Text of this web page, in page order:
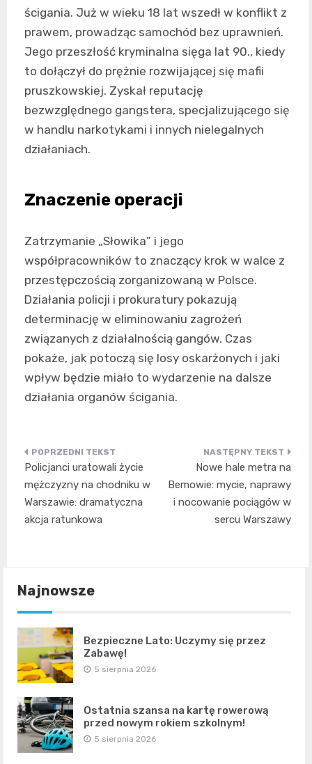
ścigania. Już w wieku 18 lat wszedł w konflikt z
prawem, prowadząc samochód bez uprawnień.
Jego przeszłość kryminalna sięga lat 90., kiedy
to dołączył do prężnie rozwijającej się mafii
pruszkowskiej. Zyskał reputację
bezwzględnego gangstera, specjalizującego się
w handlu narkotykami i innych nielegalnych
działaniach.
Znaczenie operacji
Zatrzymanie „Słowika” i jego
współpracowników to znaczący krok w walce z
przestępczością zorganizowaną w Polsce.
Działania policji i prokuratury pokazują
determinację w eliminowaniu zagrożeń
związanych z działalnością gangów. Czas
pokaże, jak potoczą się losy oskarżonych i jaki
wpływ będzie miało to wydarzenie na dalsze
działania organów ścigania.
Nawigacja
wpisu
Policjanci uratowali życie
mężczyzny na chodniku w
Warszawie: dramatyczna
akcja ratunkowa
Nowe hale metra na
Bemowie: mycie, naprawy
i nocowanie pociągów w
sercu Warszawy
Najnowsze
Bezpieczne Lato: Uczymy się przez
Zabawę!
5 sierpnia 2026
Ostatnia szansa na kartę rowerową
przed nowym rokiem szkolnym!
5 sierpnia 2026